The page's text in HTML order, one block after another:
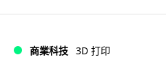
商業科技 3D 打印